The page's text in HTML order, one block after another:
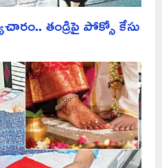
తండ్రిపై పోక్సో కేసు